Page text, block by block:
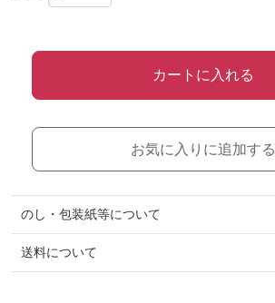
カートに入れる
お気に入りに追加する
のし・包装紙等について
送料について